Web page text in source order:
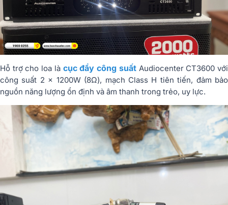
Hỗ trợ cho loa là cục đẩy công suấtAudiocenter CT3600 với
công suất 2 x 1200W (8Ω), mạch Class H tiên tiến, đảm bảo
nguồn năng lượng ổn định và âm thanh trong trẻo, uy lực.